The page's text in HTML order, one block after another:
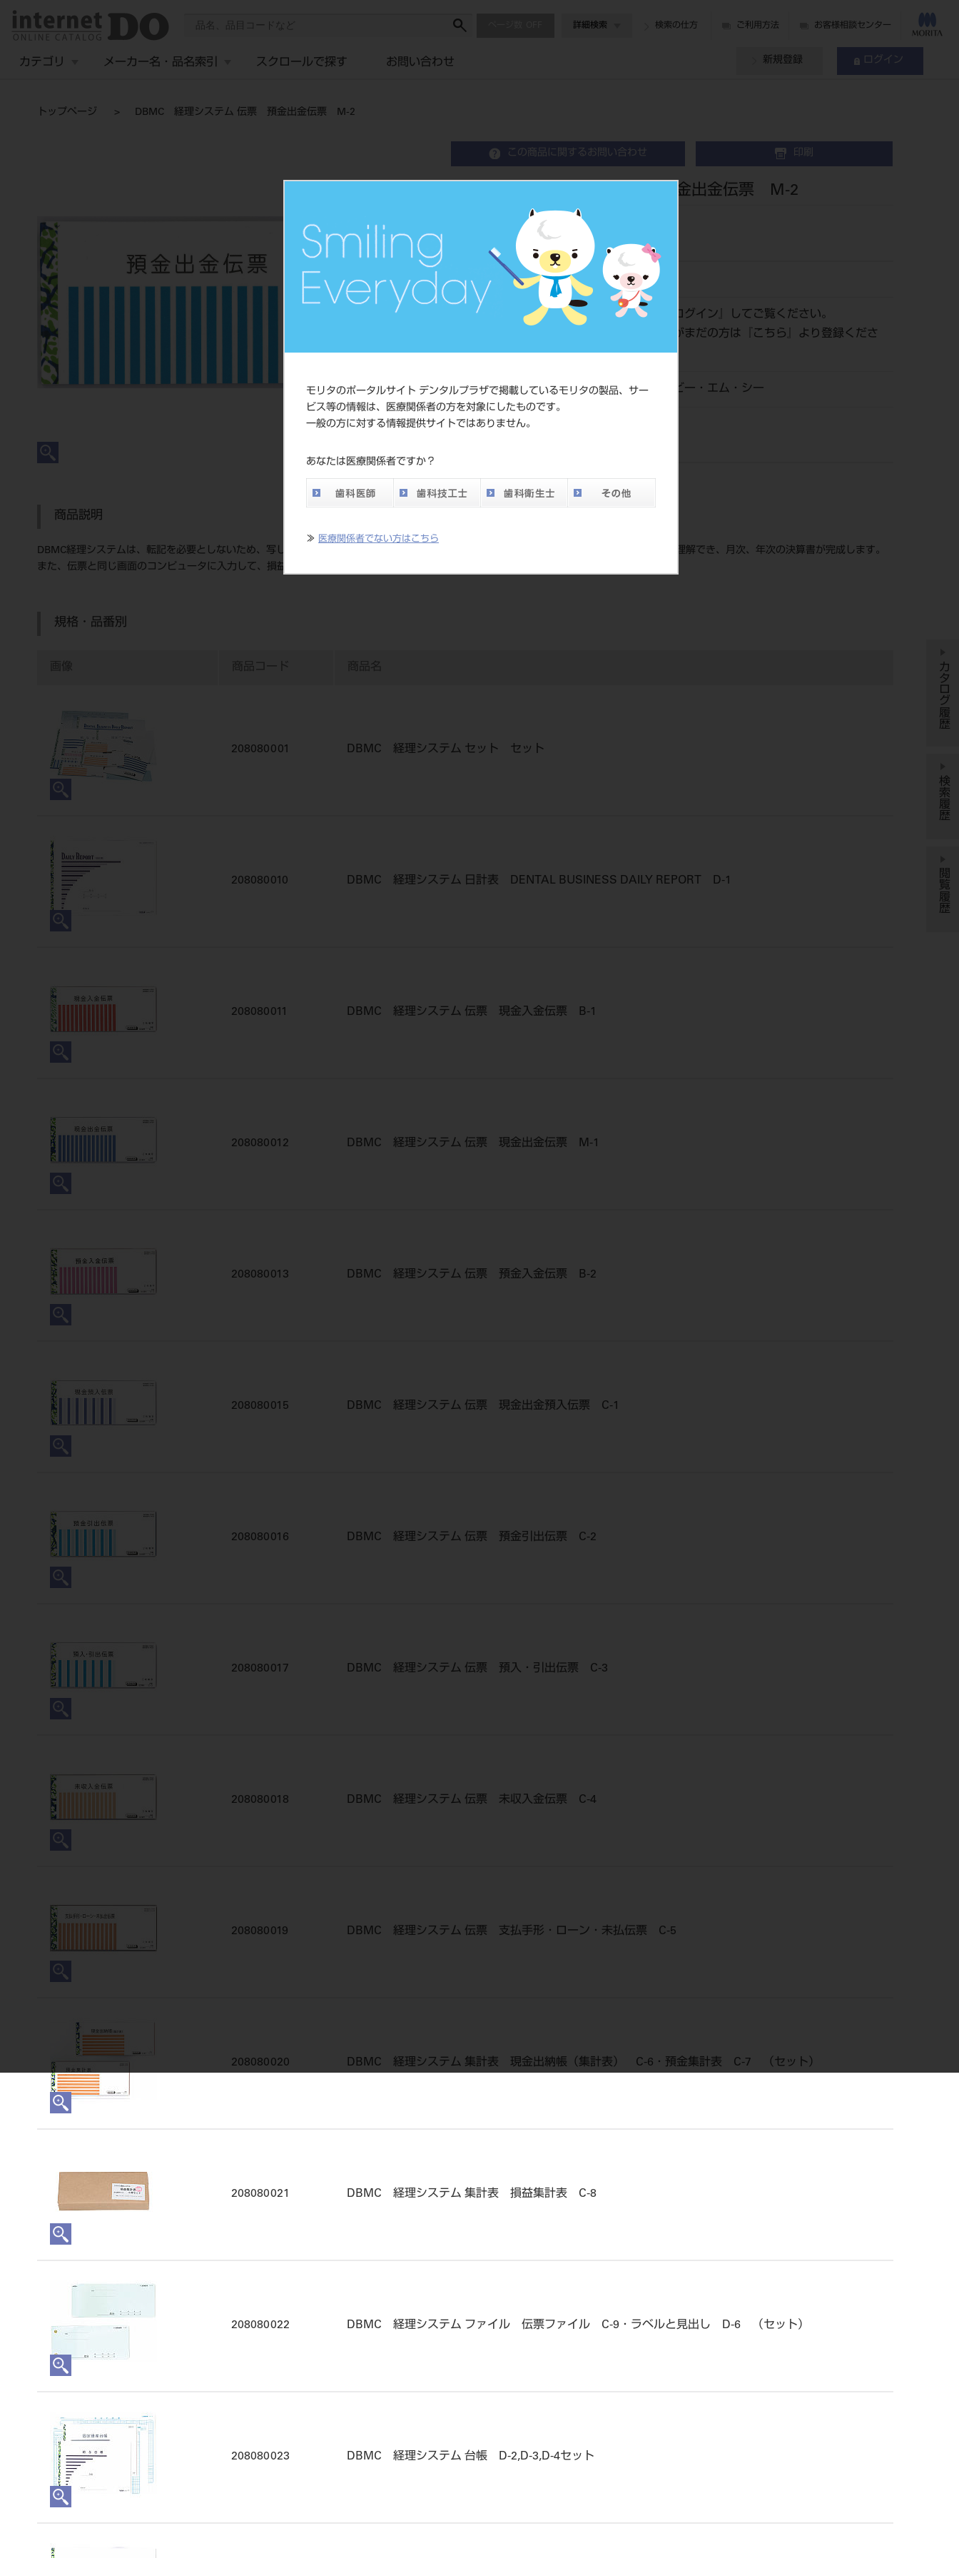
モリタのポータルサイト デンタルプラザで掲載しているモリタの製品、サー
ビス等の情報は、医療関係者の方を対象にしたものです。
一般の方に対する情報提供サイトではありません。
あなたは医療関係者ですか？
≫ 医療関係者でない方はこちら
詳細検索 検索の仕方 ご利用方法 お客様相談センター
カテゴリ メーカー名・品名索引 スクロールで探す お問い合わせ 新規登録 ログイン
トップページ DBMC 経理システム 伝票 預金出金伝票 M-2
この商品に関するお問い合わせ 印刷
DBMC 経理システム 伝票 預金出金伝票 M-2
Dental Book Keeping Set
歯科医院専用伝票
品目コード 208080014
価格の確認は『 ログイン 』してご覧ください。
ネット会員登録がまだの方は『
こちら
』より登録くださ
い。
メーカー （有）ディー・ビー・エム・シー
DO vol.26 掲載ペー
商品説明
DBMC経理システムは、転記を必要としないため、写し間違いが起こらず、現金や預金の動きに従って記入するだけで、自然に経理の仕組みが理解でき、月次、年次の決算書が完成します。
また、伝票と同じ画面のコンピュータに入力して、損益計算書・貸借対照表を作成することもできます。
規格・品番別
画像 商品コード 商品名
208080001 DBMC 経理システム セット セット
208080010 DBMC 経理システム 日計表 DENTAL BUSINESS DAILY REPORT D-1
208080011 DBMC 経理システム 伝票 現金入金伝票 B-1
208080012 DBMC 経理システム 伝票 現金出金伝票 M-1
208080013 DBMC 経理システム 伝票 預金入金伝票 B-2
208080015 DBMC 経理システム 伝票 現金出金預入伝票 C-1
208080016 DBMC 経理システム 伝票 預金引出伝票 C-2
208080017 DBMC 経理システム 伝票 預入・引出伝票 C-3
208080018 DBMC 経理システム 伝票 未収入金伝票 C-4
208080019 DBMC 経理システム 伝票 支払手形・ローン・未払伝票 C-5
208080020 DBMC 経理システム 集計表 現金出納帳（集計表） C-6・預金集計表 C-7 （セット）
208080021 DBMC 経理システム 集計表 損益集計表 C-8
208080022 DBMC 経理システム ファイル 伝票ファイル C-9・ラベルと見出し D-6 （セット）
208080023 DBMC 経理システム 台帳 D-2,D-3,D-4セット
カタログ履歴
検索履歴
閲覧履歴